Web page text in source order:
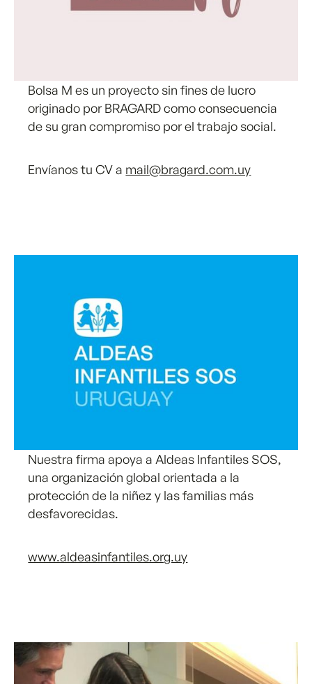
Bolsa M es un proyecto sin fines de lucro
originado por BRAGARD como consecuencia
de su gran compromiso por el trabajo social.
Envíanos tu CV a mail@bragard.com.uy
Nuestra firma apoya a Aldeas Infantiles SOS,
una organización global orientada a la
protección de la niñez y las familias más
desfavorecidas.
www.aldeasinfantiles.org.uy